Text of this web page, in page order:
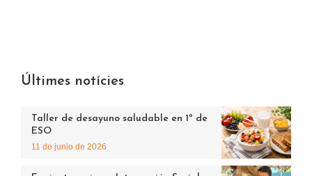
Últimes notícies
Taller de desayuno saludable en 1º de
ESO
11 de junio de 2026